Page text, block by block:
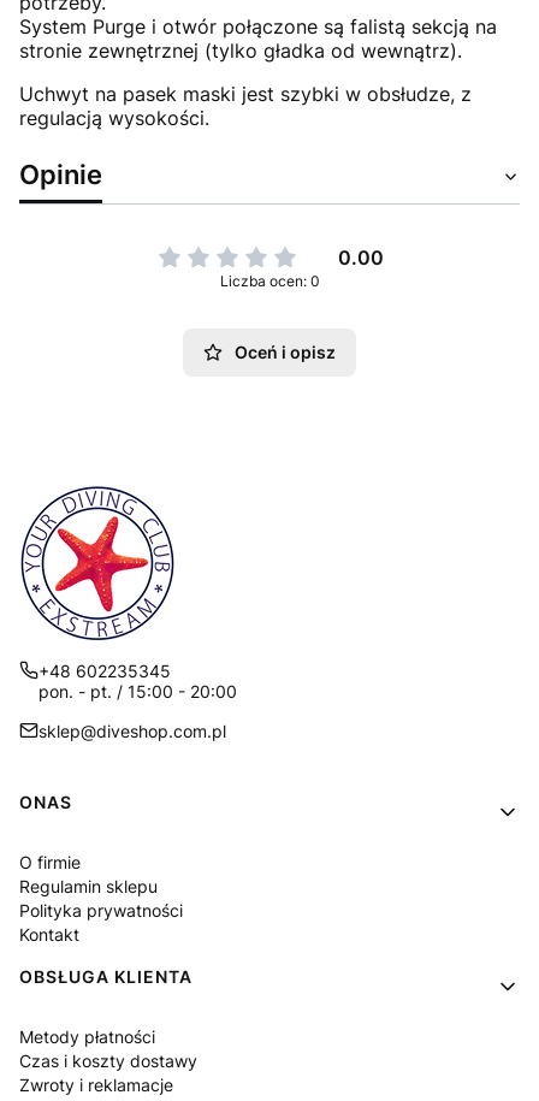
System Purge i otwór połączone są falistą sekcją na
stronie zewnętrznej (tylko gładka od wewnątrz).
Uchwyt na pasek maski ​​jest szybki w obsłudze, z
regulacją wysokości.
Opinie
0.00
Liczba ocen: 0
Oceń i opisz
+48 602235345
pon. - pt. / 15:00 - 20:00
sklep@diveshop.com.pl
Linki w stopce
ONAS
O firmie
Regulamin sklepu
Polityka prywatności
Kontakt
OBSŁUGA KLIENTA
Metody płatności
Czas i koszty dostawy
Zwroty i reklamacje